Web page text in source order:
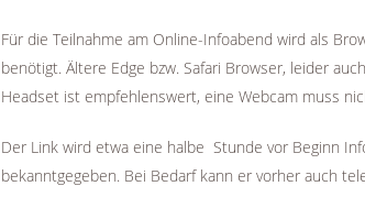
Für die Teilnahme am Online-Infoabend wird als
benötigt. Ältere Edge bzw. Safari Browser, leider
Headset ist empfehlenswert, eine Webcam muss
Der Link wird etwa eine halbe Stunde vor Beginn
bekanntgegeben. Bei Bedarf kann er vorher auch